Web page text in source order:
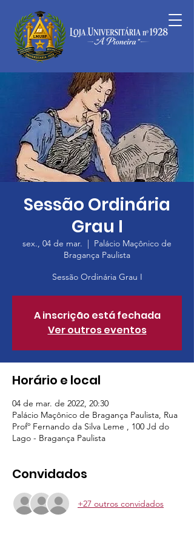
Sessão Ordinária
Grau I
sex., 04 de mar.
  |
Palácio Maçônico de
Bragança Paulista
Sessão Ordinária Grau I
A inscrição está fechada
Ver outros eventos
Horário e local
04 de mar. de 2022, 20:30
Palácio Maçônico de Bragança Paulista, Rua
Profº Fernando da Silva Leme , 100 Jd do
Lago - Bragança Paulista
Convidados
+27 outros convidados